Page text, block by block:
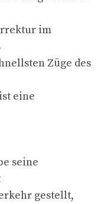
im
Züge des
eine
seine
gestellt,